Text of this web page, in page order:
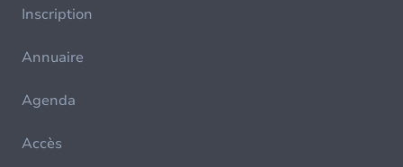
Inscription
Annuaire
Agenda
Accès